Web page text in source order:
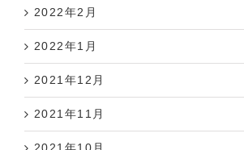
2022年2月
2022年1月
2021年12月
2021年11月
2021年10月